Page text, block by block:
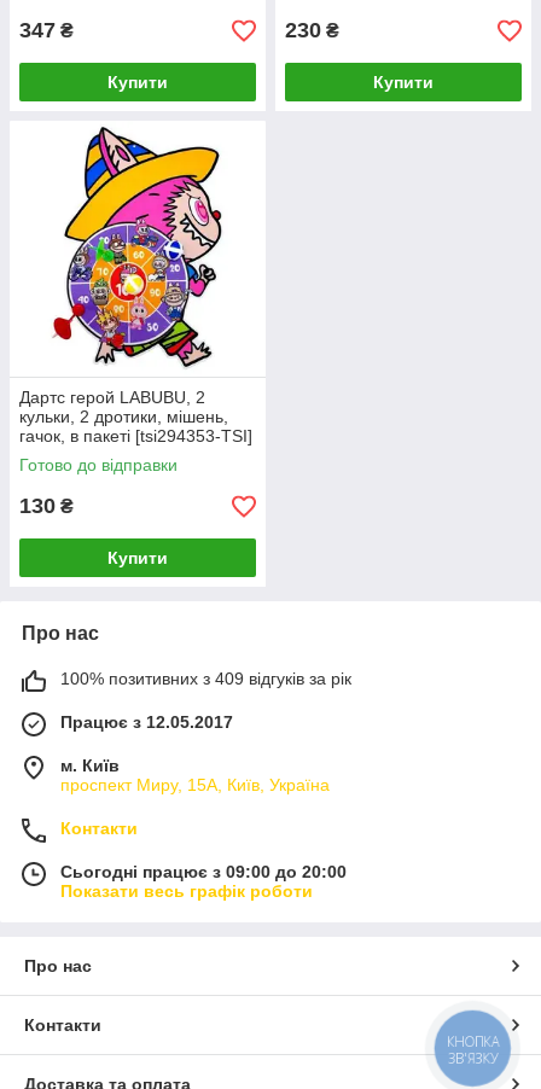
347 ₴
Купити
230 ₴
Купити
Дартс герой LABUBU, 2
кульки, 2 дротики, мішень,
гачок, в пакеті [tsi294353-TSI]
Готово до відправки
130 ₴
Купити
Про нас
100% позитивних з 409 відгуків за рік
Працює з 12.05.2017
м. Київ
проспект Миру, 15А, Київ, Україна
Контакти
Сьогодні працює з 09:00 до 20:00
Показати весь графік роботи
Про нас
Контакти
Доставка та оплата
КНОПКА
ЗВ'ЯЗКУ